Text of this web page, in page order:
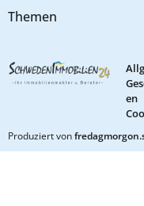
Themen
en
Produziert von